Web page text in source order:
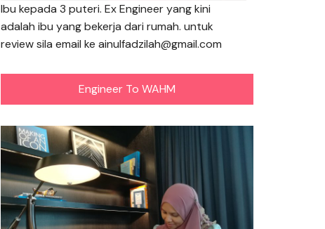
Ibu kepada 3 puteri. Ex Engineer yang kini
adalah ibu yang bekerja dari rumah. untuk
review sila email ke ainulfadzilah@gmail.com
Engineer To WAHM